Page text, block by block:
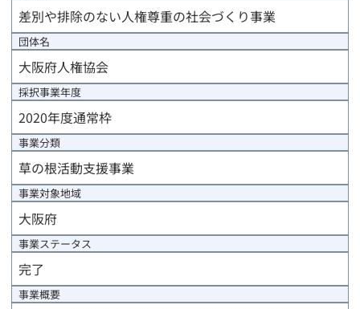
評価計画
資金計画
事前評価報告
中間評価報告
事後評価報告
進捗/年度末報告
事業完了報告
事業完了時精算報告
差別や排除のない人権尊重の社会づくり事業
団体名
大阪府人権協会
採択事業年度
2020年度通常枠
事業分類
草の根活動支援事業
事業対象地域
大阪府
事業ステータス
完了
事業概要